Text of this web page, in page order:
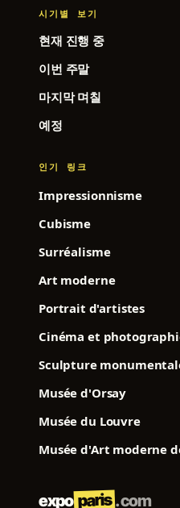
시기별 보기
현재 진행 중
이번 주말
마지막 며칠
예정
인기 링크
Impressionnisme
Cubisme
Surréalisme
Art moderne
Portrait d'artistes
Cinéma et
Sculpture
Musée d'Orsay
Musée du Louvre
Musée d'Art moderne
expo paris.com